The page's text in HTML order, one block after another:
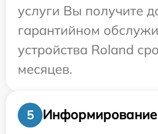
услуги Вы получите
гарантийном
устройства Roland
месяцев.
5
Информирование